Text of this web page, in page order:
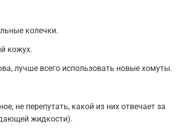
колечки.
кожух.
лучше всего использовать новые хомуты.
не перепутать, какой из них отвечает за
жидкости).